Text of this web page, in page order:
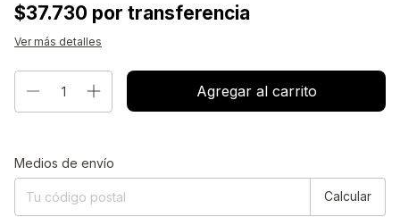
$37.730 por transferencia
Ver más detalles
Entregas para el CP:
Medios de envío
Calcular